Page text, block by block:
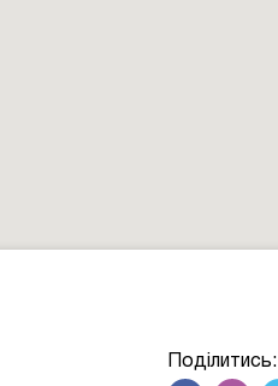
Поділитись: